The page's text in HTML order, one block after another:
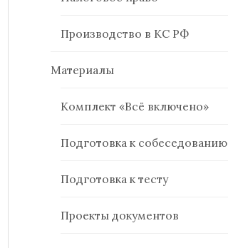
Производство в КС РФ
Материалы
Комплект «Всё включено»
Подготовка к собеседованию
Подготовка к тесту
Проекты документов